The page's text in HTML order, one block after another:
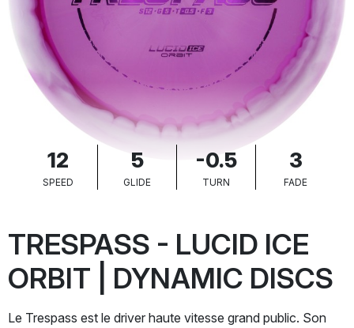
12
SPEED
5
GLIDE
-0.5
TURN
3
FADE
TRESPASS - LUCID ICE
ORBIT | DYNAMIC DISCS
Le Trespass est le driver haute vitesse grand public. Son